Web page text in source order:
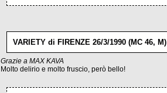
VARIETY di FIRENZE 26/3/1990 (MC 46, M)
Grazie a MAX KAVA
Molto delirio e molto fruscio, però bello!